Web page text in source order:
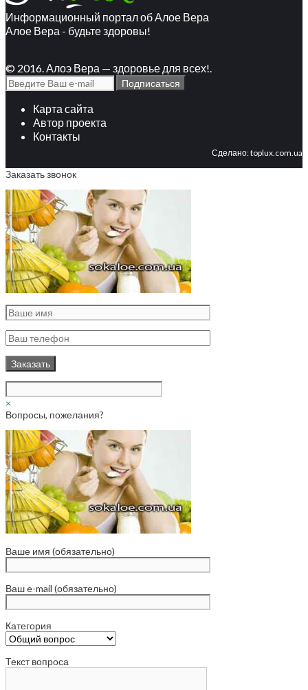
Информационный портал об Алое Вера
Алое Вера - будьте здоровы!
© 2016. Алоэ Вера — здоровье для всех!.
Карта сайта
Автор проекта
Контакты
Сделано:toplux.com.ua
Заказать звонок
×
Вопросы, пожелания?
Ваше имя (обязательно)
Ваш e-mail (обязательно)
Категория
Текст вопроса